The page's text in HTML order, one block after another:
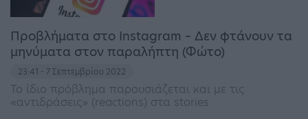
Προβλήματα στο Instagram – Δεν φτάνουν τα
μηνύματα στον παραλήπτη (Φώτο)
23:41 - 7 Σεπτεμβρίου 2022
Το ίδιο πρόβλημα παρουσιάζεται και με τις
«αντιδράσεις» (reactions) στα stories